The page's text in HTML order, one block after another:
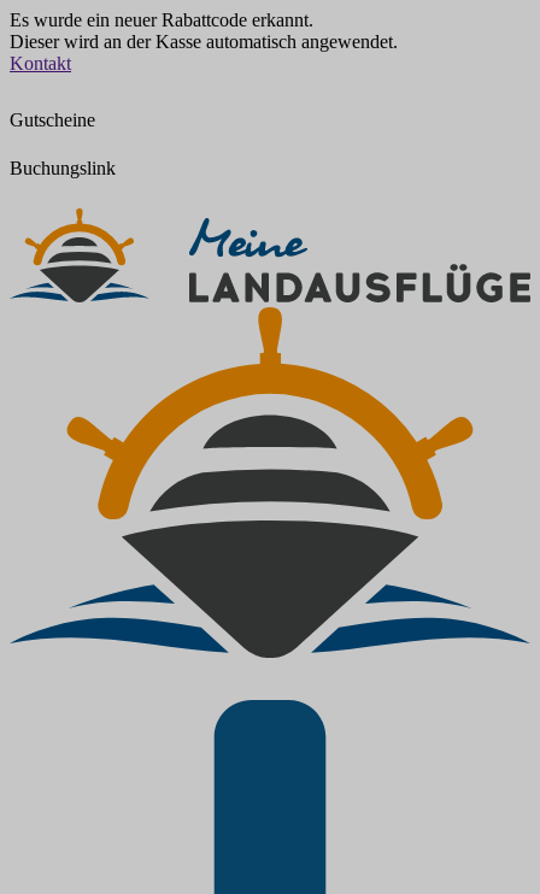
Es wurde ein neuer Rabattcode erkannt.
Dieser wird an der Kasse automatisch angewendet.
Zum
Kontakt
Gutscheine
Buchungslink